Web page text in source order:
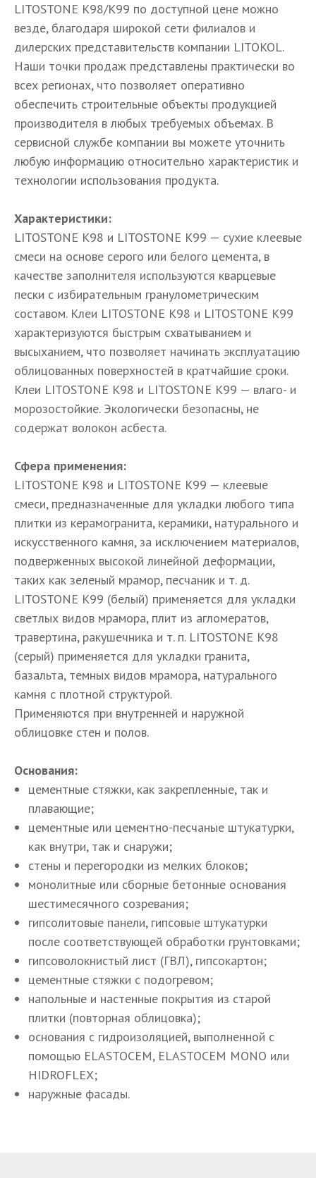
LITOSTONE K98/K99 по доступной цене можно
везде, благодаря широкой сети филиалов и
дилерских представительств компании LITOKOL.
Наши точки продаж представлены практически во
всех регионах, что позволяет оперативно
обеспечить строительные объекты продукцией
производителя в любых требуемых объемах. В
сервисной службе компании вы можете уточнить
любую информацию относительно характеристик и
технологии использования продукта.
Характеристики:
LITOSTONE K98 и LITOSTONE K99 — сухие клеевые
смеси на основе серого или белого цемента, в
качестве заполнителя используются кварцевые
пески с избирательным гранулометрическим
составом. Клеи LITOSTONE K98 и LITOSTONE K99
характеризуются быстрым схватыванием и
высыханием, что позволяет начинать эксплуатацию
облицованных поверхностей в кратчайшие сроки.
Клеи LITOSTONE K98 и LITOSTONE K99 — влаго- и
морозостойкие. Экологически безопасны, не
содержат волокон асбеста.
Сфера применения:
LITOSTONE K98 и LITOSTONE K99 — клеевые
смеси, предназначенные для укладки любого типа
плитки из керамогранита, керамики, натурального и
искусственного камня, за исключением материалов,
подверженных высокой линейной деформации,
таких как зеленый мрамор, песчаник и т. д.
LITOSTONE K99 (белый) применяется для укладки
светлых видов мрамора, плит из агломератов,
травертина, ракушечника и т. п. LITOSTONE K98
(серый) применяется для укладки гранита,
базальта, темных видов мрамора, натурального
камня с плотной структурой.
Применяются при внутренней и наружной
облицовке стен и полов.
Основания:
цементные стяжки, как закрепленные, так и
плавающие;
цементные или цементно-песчаные штукатурки,
как внутри, так и снаружи;
стены и перегородки из мелких блоков;
монолитные или сборные бетонные основания
шестимесячного созревания;
гипсолитовые панели, гипсовые штукатурки
после соответствующей обработки грунтовками;
гипсоволокнистый лист (ГВЛ), гипсокартон;
цементные стяжки с подогревом;
напольные и настенные покрытия из старой
плитки (повторная облицовка);
основания с гидроизоляцией, выполненной с
помощью ELASTOCEM, ELASTOCEM MONO или
HIDROFLEX;
наружные фасады.